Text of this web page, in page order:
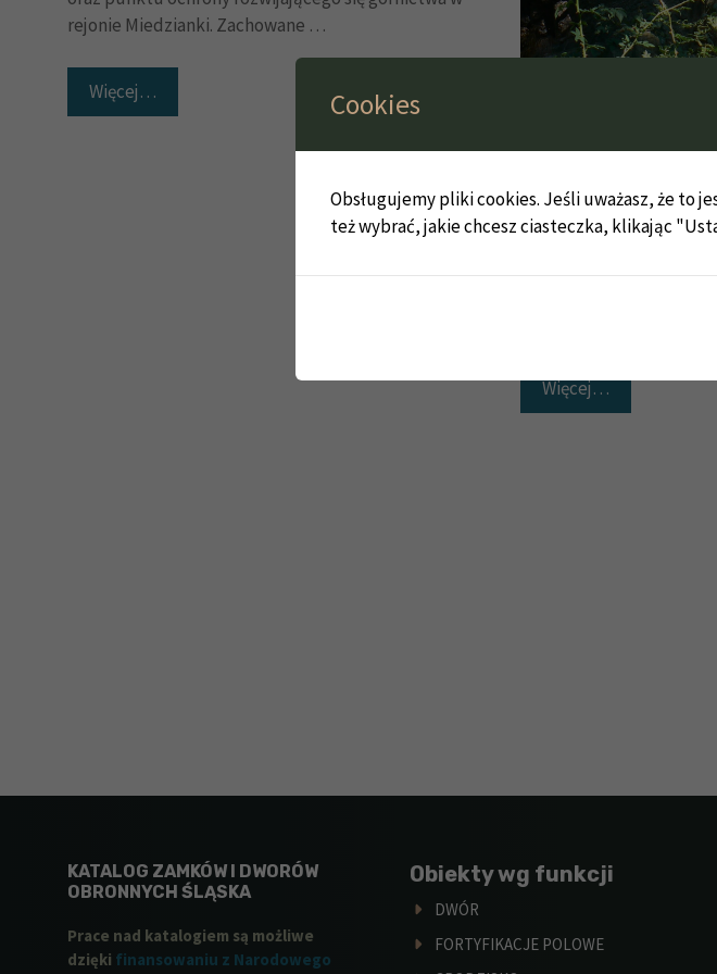
rejonie Miedzianki. Zachowane …
Więcej…
późnośredniowieczna
jaworskiego, ulokowana
obok wsi Karpniki.
wału wskazują na
Więcej…
KATALOG ZAMKÓW I DWORÓW
OBRONNYCH ŚLĄSKA
Prace nad katalogiem są możliwe
dzięki finansowaniu z Narodowego
Obiekty wg funkcji
DWÓR
FORTYFIKACJE POLOWE
Cookies
Obsługujemy pliki cookies. Jeśli uważasz, że to
też wybrać, jakie chcesz ciasteczka, klikając